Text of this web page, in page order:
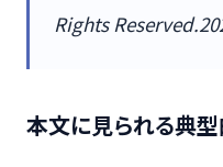
Rights
本文に見られる典